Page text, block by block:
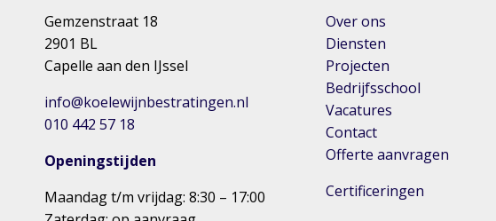
Gemzenstraat 18
2901 BL
Capelle aan den IJssel
info@koelewijnbestratingen.nl
010 442 57 18
Openingstijden
Maandag t/m vrijdag: 8:30 – 17:00
Over ons
Diensten
Projecten
Bedrijfsschool
Vacatures
Contact
Offerte aanvragen
Certificeringen